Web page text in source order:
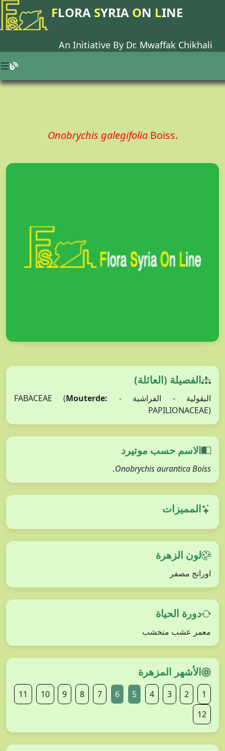
FLORA SYRIA ON LINE
An Initiative By Dr. Mwaffak Chikhali
Onobrychis galegifolia Boiss.
الفصيلة (العائلة)
البقولية - الفراشية - FABACEAE ( Mouterde:
PAPILIONACEAE)
الاسم حسب موتيرد
Onobrychis aurantica Boiss.
المميزات
لون الزهرة
اورانج مصفر
دورة الحياة
معمر عشب متخشب
الأشهر المزهرة
1
2
3
4
5
6
7
8
9
10
11
12